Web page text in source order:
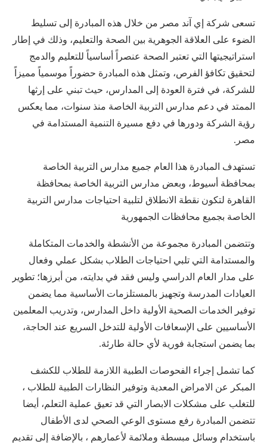
تسعى شركة إي آند مصر من خلال هذه المبادرة إلى تسليط
الضوء على العلاقة الجوهرية بين الصحة والتعليم، وذلك في إطار
استراتيجيتها التي تعتبر الصحة عنصراً أساسياً للتعليم والدمج
لتحقيق تكافؤ الفرص، وتمثل هذه المبادرة حضوراً موسمياً مميزاً
للشركة، في فترة العودة إلى المدارس، حيث تبني على إرثها
الممتد في دعم مدارس التربية الخاصة منذ سنوات، مما يعكس
رؤية الشركة ودورها في دفع مسيرة التنمية المستدامة في
مصر.
تستهدف المبادرة هذا العام جميع مدارس التربية الخاصة
بمحافظة أسيوط، وبعض مدارس التربية الخاصة بمحافظة
القاهرة لتكون نقطة الانطلاق لتلبية احتياجات مدارس التربية
الخاصة بجميع محافظات الجمهورية
وتتضمن المبادرة مجموعة من الأنشطة والخدمات المتكاملة
والمستدامة التي تلبي احتياجات الطلاب بشكل عملي وفعال
على مدار العام الدراسي وليس فقد في بدايته، من أبرزها؛ تطوير
العيادات المدرسة وتجهيز بالمستلزمات الأساسية مما يضمن
توفير الخدمات الصحية الأولية داخل المدارس، وتدريب المعلمين
الأساسيين على الإسعافات الأولية للتدخل السريع عند الحاجة،
بما يضمن استجابة فورية لأي حالة طارئة.
كما تشمل إجراء الفحوصات الطبية اللازمة للطلاب للكشف
المبكر عن الامراض المعدية وتوفير النظارات الطبية للطلاب ،
للتغلب على مشكلات الابصار التي قد تعيق عملية التعلم، أيضا
تتضمن المبادرة رفع مستوى الوعي الصحي لدى الأطفال
باستخدام وسائل مبسطة وملائمة لأعمارهم ، بالإضافة إلى تقديم